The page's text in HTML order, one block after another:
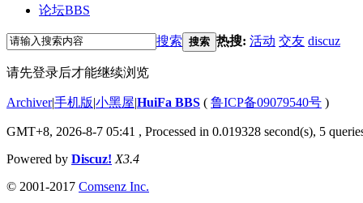
论坛BBS
搜索 搜索 热搜: 活动 交友 discuz
请先登录后才能继续浏览
Archiver|手机版|小黑屋|HuiFa BBS ( 鲁ICP备09079540号 )
GMT+8, 2026-8-7 05:41 , Processed in 0.019328 second(s), 5
Powered by Discuz! X3.4
© 2001-2017 Comsenz Inc.